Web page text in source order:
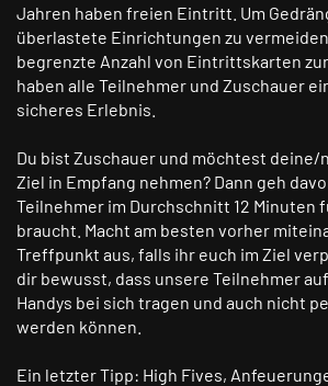
Jahren haben freien Eintritt. Um
überlastete Einrichtungen zu
begrenzte Anzahl von Eintrittskarten
haben alle Teilnehmer und Zuschauer
sicheres Erlebnis.
Du bist Zuschauer und möchtest deine/
Ziel in Empfang nehmen? Dann geh
Teilnehmer im Durchschnitt 12 Minuten
braucht. Macht am besten vorher
Treffpunkt aus, falls ihr euch im Ziel
dir bewusst, dass unsere Teilnehmer
Handys bei sich tragen und auch nicht
werden können.
Ein letzter Tipp: High Fives,